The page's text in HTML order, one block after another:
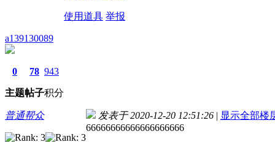
使用道具 举报
a139130089
0
主题
78
帖子
943
积分
普通帮众 发表于 2020-12-20 12:51:26 | 显示全部楼
66666666666666666666